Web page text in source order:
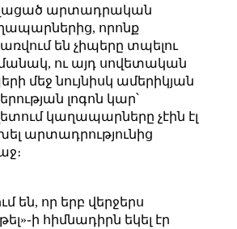
արտադրական
որոնք
են չիպերը տպելու
ու այդ սովետական
մեջ նույնիսկ ամերիկյան
լոգոն կար՝
կաղապարները չէին էլ
արտադրությունից
են, որ երբ վերջերս
հիմնադիրն եկել էր